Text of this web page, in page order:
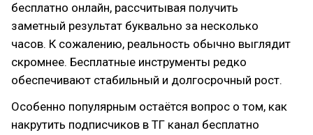
бесплатно онлайн, рассчитывая получить
заметный результат буквально за несколько
часов. К сожалению, реальность обычно выглядит
скромнее. Бесплатные инструменты редко
обеспечивают стабильный и долгосрочный рост.
Особенно популярным остаётся вопрос о том, как
накрутить подписчиков в ТГ канал бесплатно